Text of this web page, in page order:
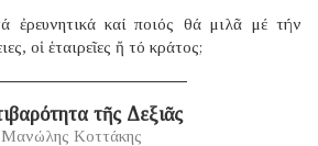
ἐρευνητικά καί ποιός θά μιλᾶ μέ τήν
οἱ ἑταιρεῖες ἤ τό κράτος;
τῆς Δεξιᾶς
Μανώλης Κοττάκης